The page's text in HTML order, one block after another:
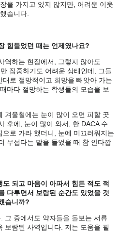
을 가지고 있지 않지만, 어려운 이웃
습니다.
힘들었던 때는 언제였나요?
역하는 현장에서, 그렇지 않아도
집중하기도 어려운 상태인데, 그들
로 절망적이고 희망을 빼앗아 가는
마다 절망하는 학생들의 모습을 보
겨울철에는 눈이 많이 오면 피할 곳
후에, 눈이 많이 와서, 한 DACA 수
로 가라 했더니, 눈에 미끄러워지는
무섭다는 말을 들었을 때 참 안타깝
되고 마음이 아파서 힘든 적도 적
다루면서 보람된 순간도 있었을 것
습니까?
그 중에서도 약자들을 돌보는 서류
보람된 사역입니다. 저는 도움을 필